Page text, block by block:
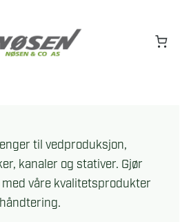
til vedproduksjon,
kanaler og stativer. Gjør
våre kvalitetsprodukter